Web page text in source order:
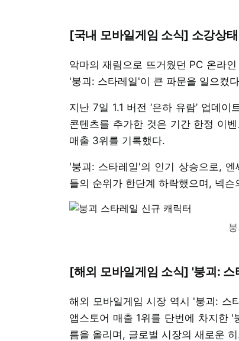
[국내 모바일게임 소식] 소강상
악마의 재림으로 뜨거웠던 PC 온라
'붕괴: 스타레일'이 큰 파문을 일으켰
지난 7일 1.1 버전 ‘은하 유람’ 업데이
콘텐츠를 추가한 것은 기간 한정 이
매출 3위를 기록했다.
'붕괴: 스타레일'의 인기 상승으로, 엔
들의 순위가 한단계 하락했으며, 넥슨
[해외 모바일게임 소식] '붕괴:
해외 모바일게임 시장 역시 '붕괴: 스
앱스토어 매출 1위를 단번에 차지한
름을 올리며, 글로벌 시장의 새로운